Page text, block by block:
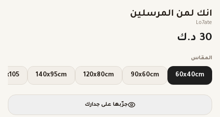
انك لمن المرسلين
Lo7ate
30 د.ك
المقاس
60x40cm
90x60cm
120x80cm
140x95cm
160x105
جرّبها على جدارك